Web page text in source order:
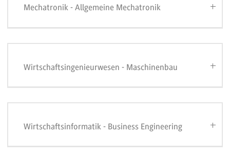
Mechatronik - Allgemeine Mechatronik
Wirtschaftsingenieurwesen - Maschinenbau
Wirtschaftsinformatik - Business Engineering